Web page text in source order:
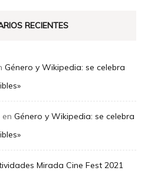
RECIENTES
Género y Wikipedia: se celebra
en Género y Wikipedia: se celebra
Mirada Cine Fest 2021